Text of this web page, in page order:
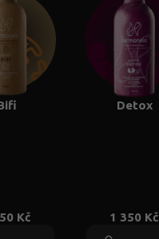
Kč
Detox
1 350 Kč